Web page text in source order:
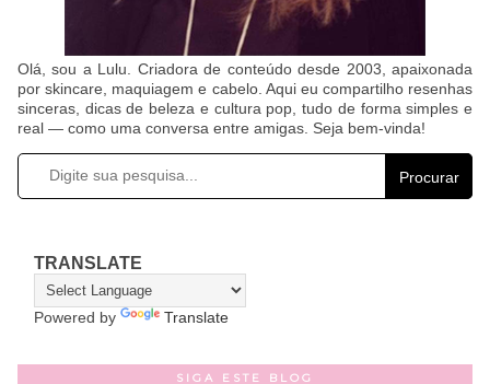
Olá, sou a Lulu. Criadora de conteúdo desde 2003, apaixonada
por skincare, maquiagem e cabelo. Aqui eu compartilho resenhas
sinceras, dicas de beleza e cultura pop, tudo de forma simples e
real — como uma conversa entre amigas. Seja bem-vinda!
Procurar
TRANSLATE
Powered by Translate
SIGA ESTE BLOG